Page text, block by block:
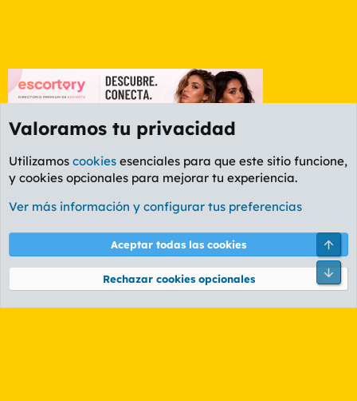
Etiquetas
Cookies
PL OLDSTYLE AMARILLO
Términos y reglas Política de privacidad Ayuda
Community platform by XenForo® © 2010-2026 XenForo Ltd.
Valoramos tu privacidad
Utilizamos cookies esenciales para que este sitio funcione,
y cookies opcionales para mejorar tu experiencia.
Ver más información y configurar tus preferencias
Aceptar todas las cookies
Rechazar cookies opcionales
Pie